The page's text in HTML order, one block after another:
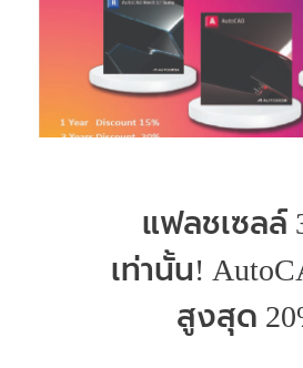
แฟลชเซลล์
เท่านั้น!
สูงสุด